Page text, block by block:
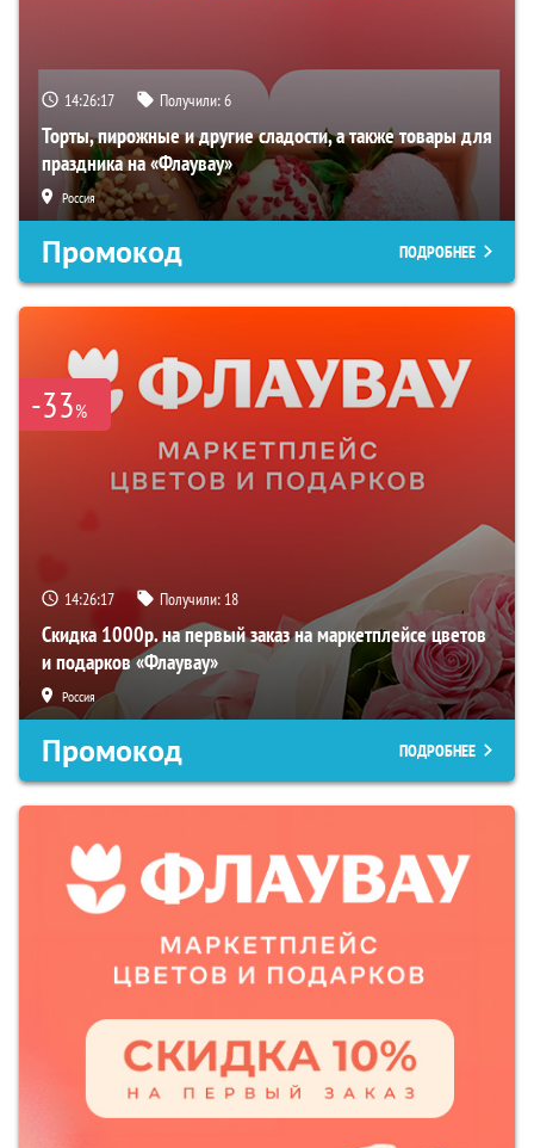
14:26:16 Получили:6
Торты, пирожные и другие сладости, а также товары для
праздника на «Флаувау»
Россия
Промокод ПОДРОБНЕЕ
-33%
14:26:16 Получили: 18
Скидка 1000р. на первый заказ на маркетплейсе цветов
и подарков «Флаувау»
Россия
Промокод ПОДРОБНЕЕ